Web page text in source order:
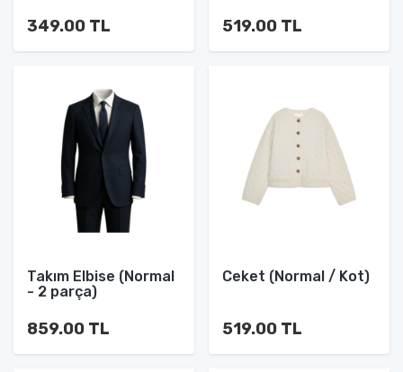
349.00 TL 519.00 TL
Takım Elbise (Normal
- 2 parça)
859.00 TL
Ceket (Normal / Kot)
519.00 TL